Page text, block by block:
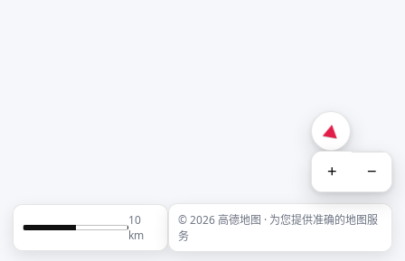
+ −
10
km
© 2026 高德地图 · 为您提供准确的地图服
务